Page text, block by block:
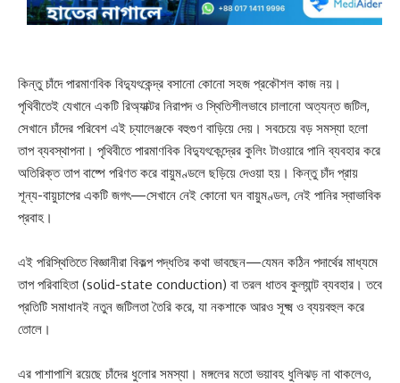
কিন্তু চাঁদে পারমাণবিক বিদ্যুৎকেন্দ্র বসানো কোনো সহজ প্রকৌশল কাজ নয়।
পৃথিবীতেই যেখানে একটি রিঅ্যাক্টর নিরাপদ ও স্থিতিশীলভাবে চালানো অত্যন্ত জটিল,
সেখানে চাঁদের পরিবেশ এই চ্যালেঞ্জকে বহুগুণ বাড়িয়ে দেয়। সবচেয়ে বড় সমস্যা হলো
তাপ ব্যবস্থাপনা। পৃথিবীতে পারমাণবিক বিদ্যুৎকেন্দ্রের কুলিং টাওয়ারে পানি ব্যবহার করে
অতিরিক্ত তাপ বাষ্পে পরিণত করে বায়ুমণ্ডলে ছড়িয়ে দেওয়া হয়। কিন্তু চাঁদ প্রায়
শূন্য-বায়ুচাপের একটি জগৎ—সেখানে নেই কোনো ঘন বায়ুমণ্ডল, নেই পানির স্বাভাবিক
প্রবাহ।
এই পরিস্থিতিতে বিজ্ঞানীরা বিকল্প পদ্ধতির কথা ভাবছেন—যেমন কঠিন পদার্থের মাধ্যমে
তাপ পরিবাহিতা (solid-state conduction) বা তরল ধাতব কুল্যান্ট ব্যবহার। তবে
প্রতিটি সমাধানই নতুন জটিলতা তৈরি করে, যা নকশাকে আরও সূক্ষ্ম ও ব্যয়বহুল করে
তোলে।
এর পাশাপাশি রয়েছে চাঁদের ধুলোর সমস্যা। মঙ্গলের মতো ভয়াবহ ধুলিঝড় না থাকলেও,